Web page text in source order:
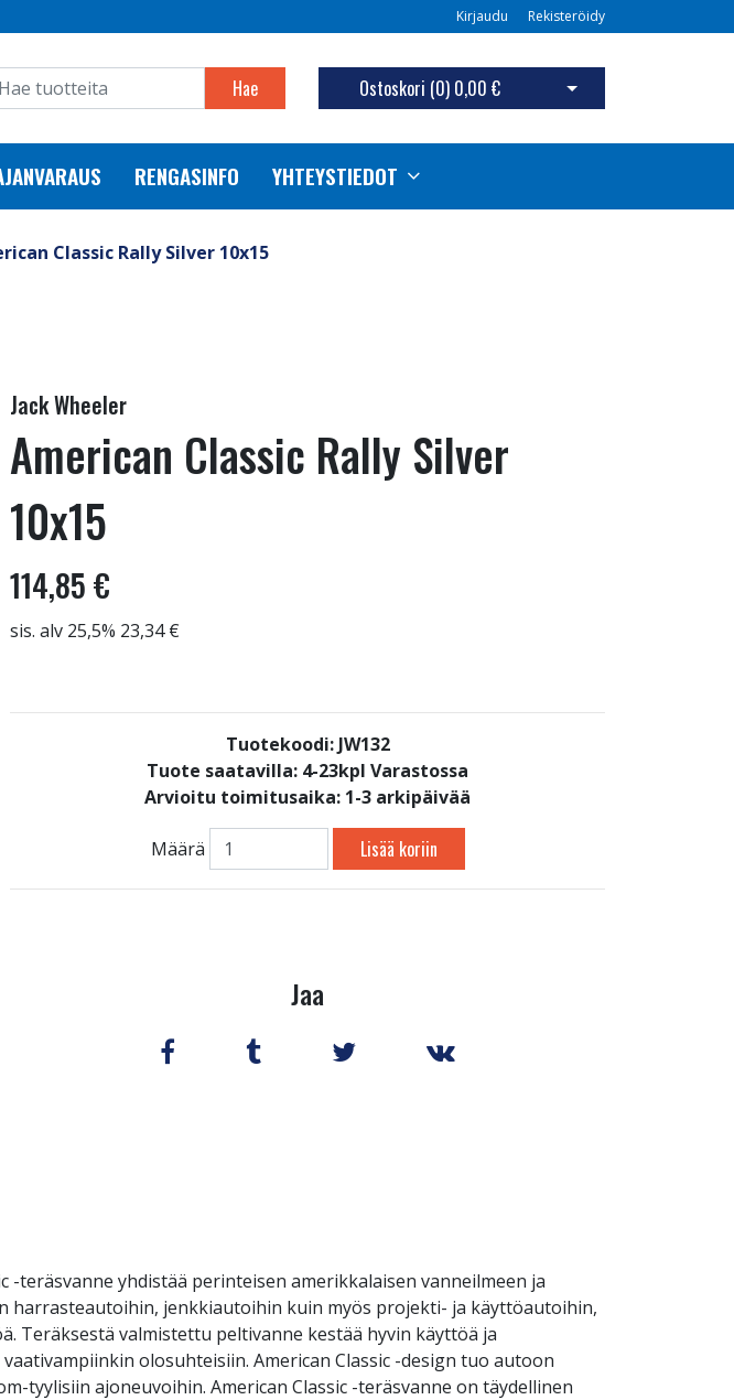
Kirjaudu Rekisteröidy
Hae Ostoskori (0) 0,00 € Avaa ostoskori
RENGASINFO YHTEYSTIEDOT
Classic Rally Silver 10x15
Jack Wheeler
American Classic Rally Silver
10x15
114,85 €
sis. alv 25,5% 23,34 €
Tuotekoodi: JW132
Tuote saatavilla: 4-23kpl Varastossa
Arvioitu toimitusaika: 1-3 arkipäivää
Määrä Lisää koriin
Jaa
-teräsvanne yhdistää perinteisen amerikkalaisen vanneilmeen ja
harrasteautoihin, jenkkiautoihin kuin myös projekti- ja käyttöautoihin,
Teräksestä valmistettu peltivanne kestää hyvin käyttöä ja
olosuhteisiin. American Classic -design tuo autoon
tyylisiin ajoneuvoihin. American Classic -teräsvanne on täydellinen